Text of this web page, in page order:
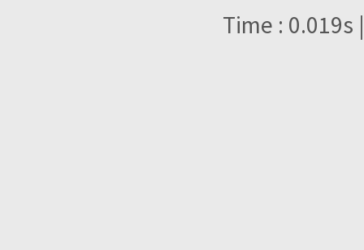
Time : 0.019s